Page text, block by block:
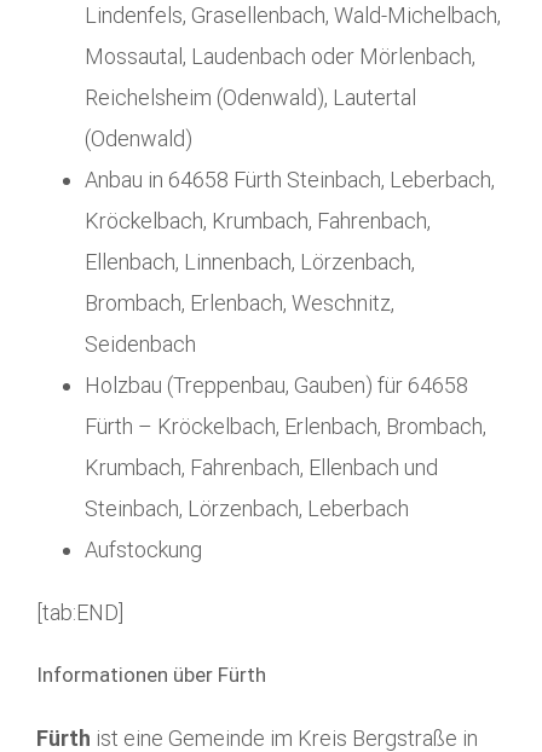
Lindenfels, Grasellenbach, Wald-Michelbach,
Mossautal, Laudenbach oder Mörlenbach,
Reichelsheim (Odenwald), Lautertal
(Odenwald)
Anbau in 64658 Fürth Steinbach, Leberbach,
Kröckelbach, Krumbach, Fahrenbach,
Ellenbach, Linnenbach, Lörzenbach,
Brombach, Erlenbach, Weschnitz,
Seidenbach
Holzbau (Treppenbau, Gauben) für 64658
Fürth – Kröckelbach, Erlenbach, Brombach,
Krumbach, Fahrenbach, Ellenbach und
Steinbach, Lörzenbach, Leberbach
Aufstockung
[tab:END]
Informationen über Fürth
Fürth ist eine Gemeinde im Kreis Bergstraße in